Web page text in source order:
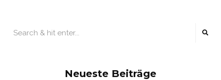
Neueste Beiträge